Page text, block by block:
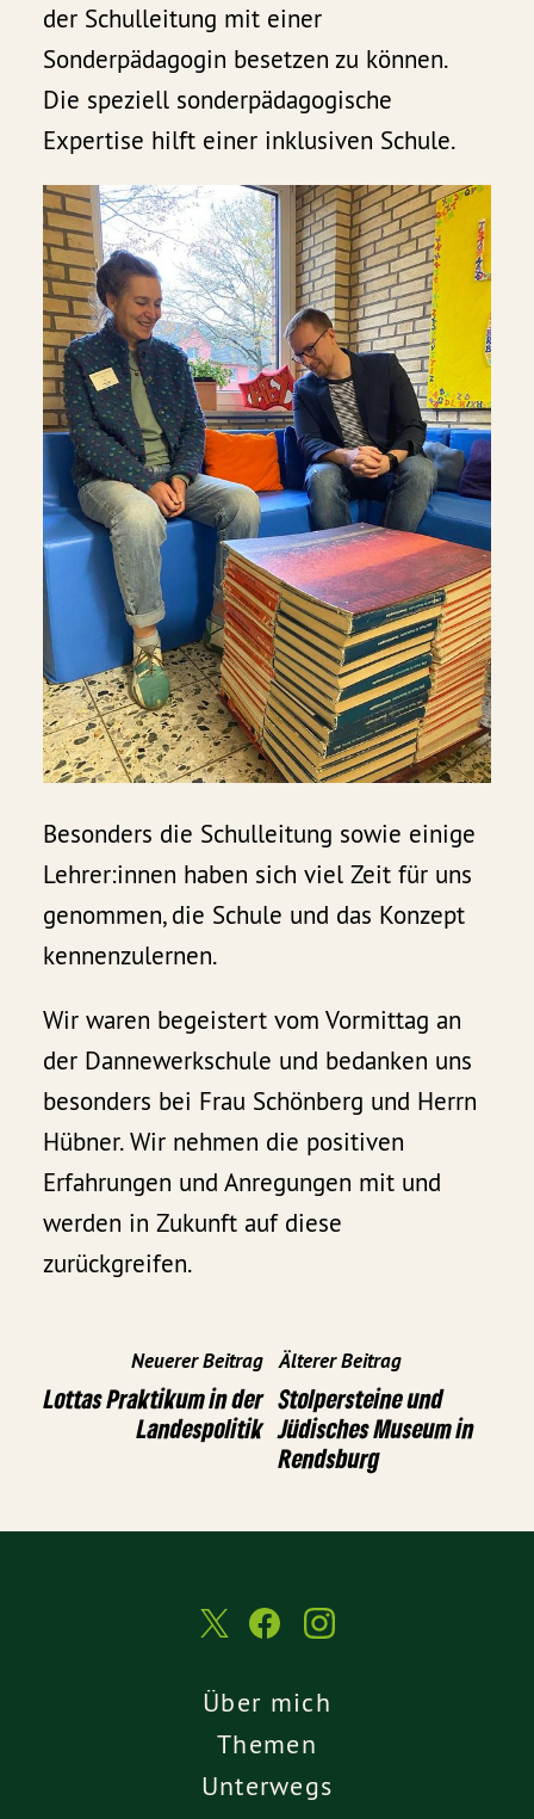
der Schulleitung mit einer
Sonderpädagogin besetzen zu können.
Die speziell sonderpädagogische
Expertise hilft einer inklusiven Schule.
Besonders die Schulleitung sowie einige
Lehrer:innen haben sich viel Zeit für uns
genommen, die Schule und das Konzept
kennenzulernen.
Wir waren begeistert vom Vormittag an
der Dannewerkschule und bedanken uns
besonders bei Frau Schönberg und Herrn
Hübner. Wir nehmen die positiven
Erfahrungen und Anregungen mit und
werden in Zukunft auf diese
zurückgreifen.
Neuerer Beitrag
Lottas Praktikum in der
Landespolitik
Älterer Beitrag
Stolpersteine und
Jüdisches Museum in
Rendsburg
Über mich
Themen
Unterwegs